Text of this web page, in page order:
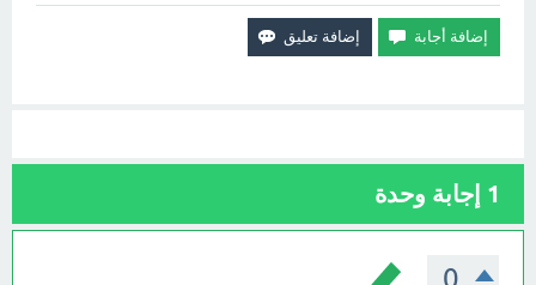
1 إجابة وحدة